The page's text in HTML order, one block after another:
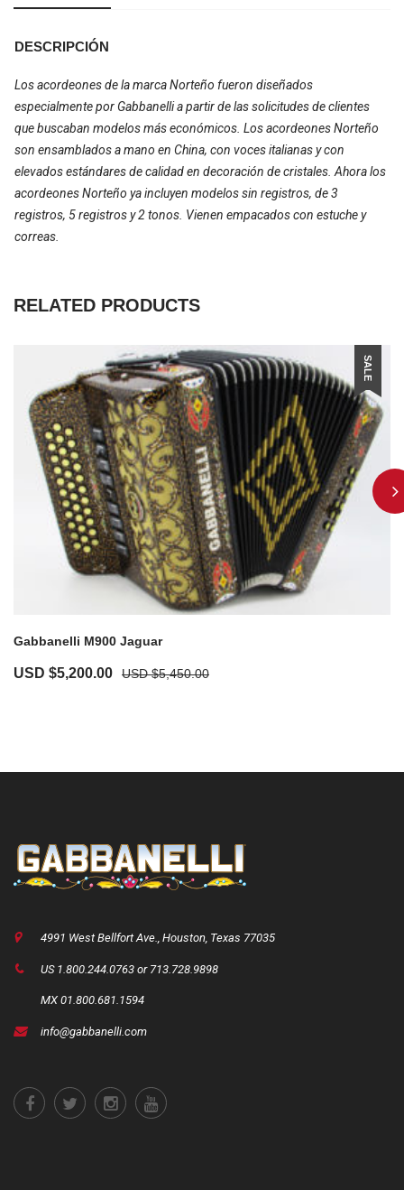
DESCRIPCIÓN
Los acordeones de la marca Norteño fueron diseñados
especialmente por Gabbanelli a partir de las solicitudes de clientes
que buscaban modelos más económicos. Los acordeones Norteño
son ensamblados a mano en China, con voces italianas y con
elevados estándares de calidad en decoración de cristales. Ahora los
acordeones Norteño ya incluyen modelos sin registros, de 3
registros, 5 registros y 2 tonos. Vienen empacados con estuche y
correas.
RELATED PRODUCTS
SALE
Gabbanelli M900 Jaguar
USD $5,450.00
USD $5,200.00
4991 West Bellfort Ave., Houston, Texas 77035
US 1.800.244.0763 or 713.728.9898
MX 01.800.681.1594
info@gabbanelli.com